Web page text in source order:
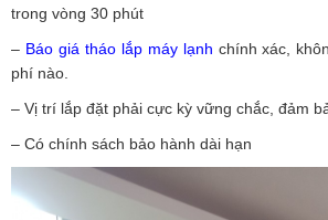
trong vòng 30 phút
– Báo giá tháo lắp máy lạnh chính xác,
phí nào.
– Vị trí lắp đặt phải cực kỳ vững chắc, đảm
– Có chính sách bảo hành dài hạn